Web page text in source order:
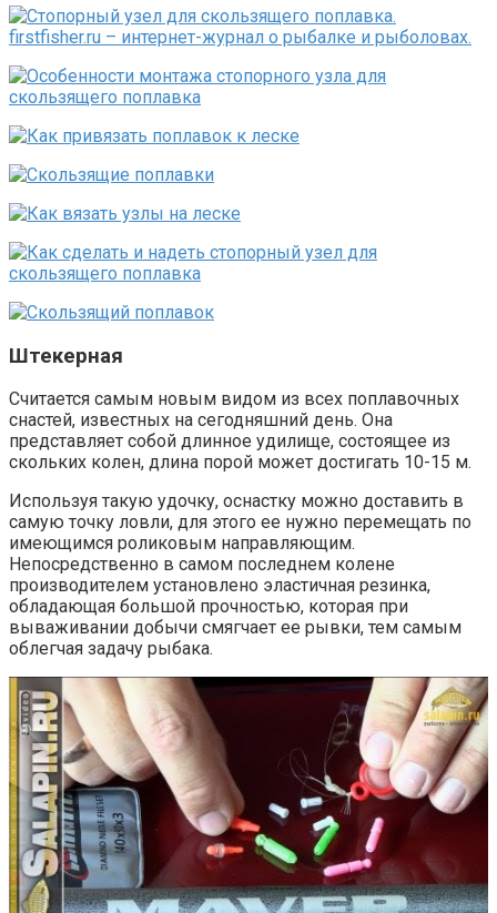
Штекерная
Считается самым новым видом из всех поплавочных
снастей, известных на сегодняшний день. Она
представляет собой длинное удилище, состоящее из
скольких колен, длина порой может достигать 10-15 м.
Используя такую удочку, оснастку можно доставить в
самую точку ловли, для этого ее нужно перемещать по
имеющимся роликовым направляющим.
Непосредственно в самом последнем колене
производителем установлено эластичная резинка,
обладающая большой прочностью, которая при
вываживании добычи смягчает ее рывки, тем самым
облегчая задачу рыбака.